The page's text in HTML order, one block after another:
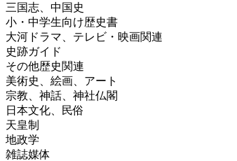
三国志、中国史
小・中学生向け歴史書
大河ドラマ、テレビ・映画関連
史跡ガイド
その他歴史関連
美術史、絵画、アート
宗教、神話、神社仏閣
日本文化、民俗
天皇制
地政学
雑誌媒体